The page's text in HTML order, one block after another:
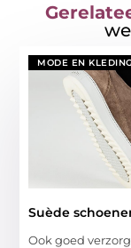
MODE EN KLEDING
Suède
Ook goed